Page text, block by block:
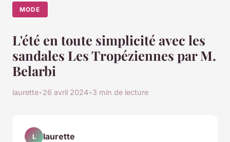
MODE
L'été en toute simplicité avec les
sandales Les Tropéziennes par M.
Belarbi
laurette•26 avril 2024•3 min de lecture
L laurette